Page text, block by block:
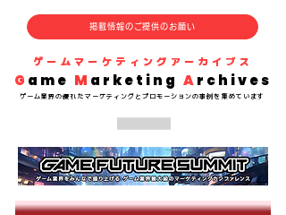
G ame M arketing Archives
​ゲーム業界の優れた マーケティングとプロモーションの事例を集めています
掲載情報のご提供のお願い
​ゲームマーケティングアーカイブス